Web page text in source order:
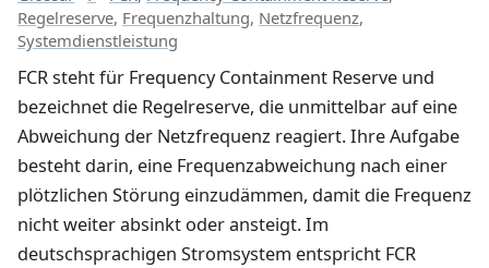
Regelreserve, Frequenzhaltung, Netzfrequenz,
Systemdienstleistung
FCR steht für Frequency Containment Reserve und
bezeichnet die Regelreserve, die unmittelbar auf eine
Abweichung der Netzfrequenz reagiert. Ihre Aufgabe
besteht darin, eine Frequenzabweichung nach einer
plötzlichen Störung einzudämmen, damit die Frequenz
nicht weiter absinkt oder ansteigt. Im
deutschsprachigen Stromsystem entspricht FCR